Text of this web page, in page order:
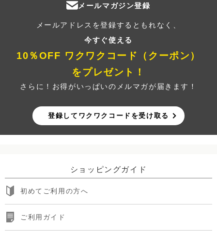
メールマガジン登録
メールアドレスを登録するともれなく、
今すぐ使える
10％OFF ワクワクコード（クーポン）
をプレゼント！
さらに！お得がいっぱいのメルマガが届きます！
登録してワクワクコードを受け取る
ショッピングガイド
初めてご利用の方へ
ご利用ガイド